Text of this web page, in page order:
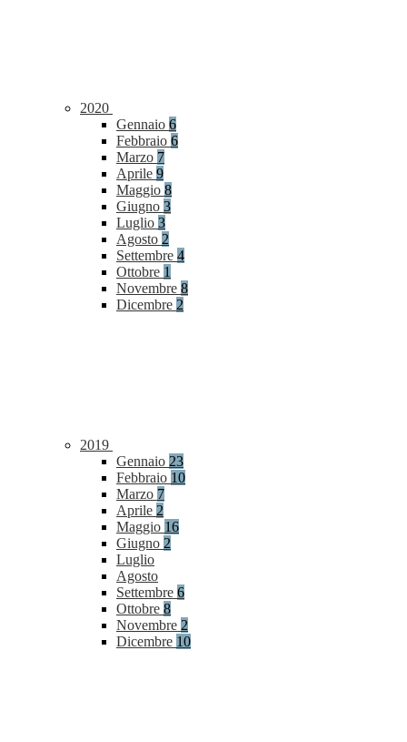
2020
Gennaio 6
Febbraio 6
Marzo 7
Aprile 9
Maggio 8
Giugno 3
Luglio 3
Agosto 2
Settembre 4
Ottobre 1
Novembre 8
Dicembre 2
2019
Gennaio 23
Febbraio 10
Marzo 7
Aprile 2
Maggio 16
Giugno 2
Luglio
Agosto
Settembre 6
Ottobre 8
Novembre 2
Dicembre 10